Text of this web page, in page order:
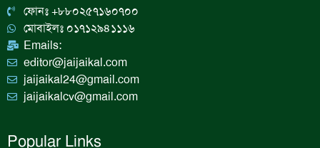
a
m
n
ফোনঃ +৮৮০২৫৭১৬০৭০০
মোবাইলঃ ০১৭১২৯৪১১১৬
Emails:
editor@jaijaikal.com
jaijaikal24@gmail.com
jaijaikalcv@gmail.com
Popular Links